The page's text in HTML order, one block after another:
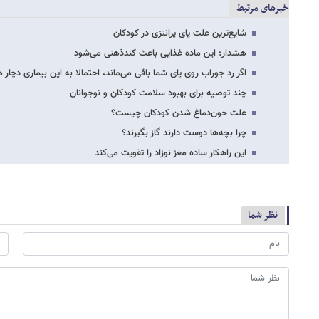
خبرهای مرتبط
شایع‌ترین علت پای پرانتزی در کودکان
هشدار؛ این ماده غذایی باعث کندذهنی می‌شود
اگر رد جوراب روی پای شما باقی می‌ماند، احتمالا به این بیماری
چند توصیه برای بهبود سلامت کودکان و نوجوانان
علت خون‌دماغ شدن کودکان چیست؟
چرا بچه‌ها دوست دارند گاز بگیرند؟
این راهکار ساده مغز نوزاد را تقویت می‌کند
نظر شما